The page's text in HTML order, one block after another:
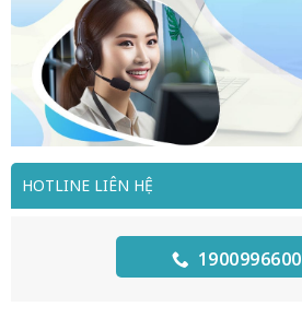
HOTLINE LIÊN HỆ
1900996600